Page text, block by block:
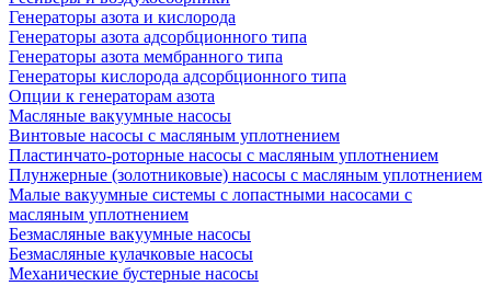
Генераторы азота и кислорода
Генераторы азота адсорбционного типа
Генераторы азота мембранного типа
Генераторы кислорода адсорбционного типа
Опции к генераторам азота
Масляные вакуумные насосы
Винтовые насосы с масляным уплотнением
Пластинчато-роторные насосы с масляным уплотнением
Плунжерные (золотниковые) насосы с масляным уплотнением
Малые вакуумные системы с лопастными насосами с
масляным уплотнением
Безмасляные вакуумные насосы
Безмасляные кулачковые насосы
Механические бустерные насосы